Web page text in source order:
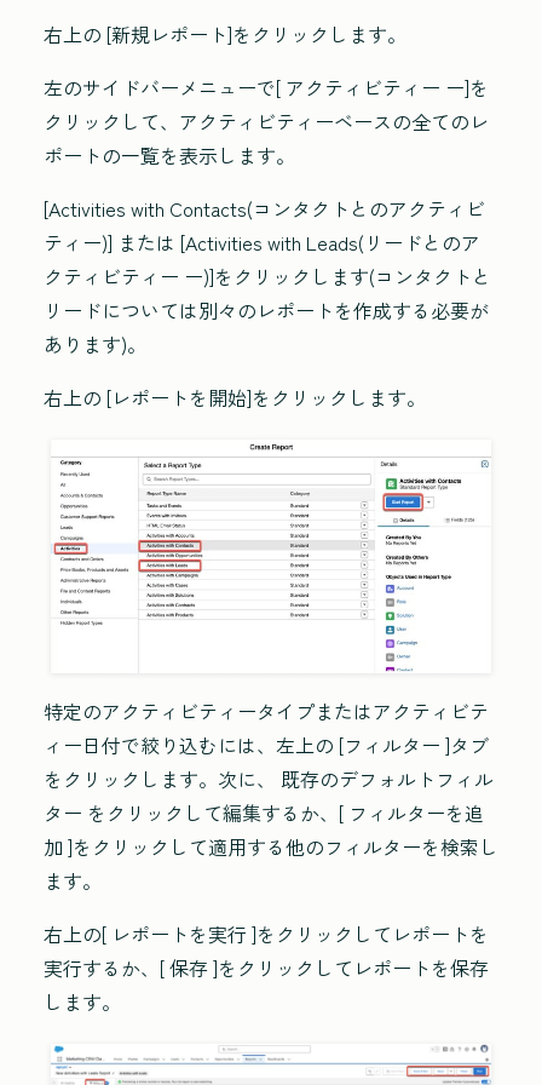
右上の [新規レポート]をクリックします。
左のサイドバーメニューで[ アクティビティー ー]を
クリックして、アクティビティーベースの全てのレ
ポートの一覧を表示します。
[Activities with Contacts(コンタクトとのアクティビ
ティー)] または [Activities with Leads(リードとのア
クティビティー ー)]をクリックします(コンタクトと
リードについては別々のレポートを作成する必要が
あります)。
右上の [レポートを開始]をクリックします。
特定のアクティビティータイプまたはアクティビテ
ィー日付で絞り込むには、左上の [フィルター ]タブ
をクリックします。次に、 既存のデフォルトフィル
ター をクリックして編集するか、[ フィルターを追
加 ]をクリックして適用する他のフィルターを検索し
ます。
右上の[ レポートを実行 ]をクリックしてレポートを
実行するか、[保存]をクリックしてレポートを保存
します。